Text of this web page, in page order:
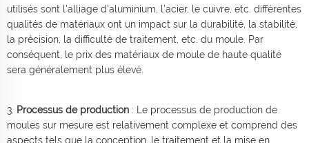
utilisés sont l'alliage d'aluminium, l'acier, le cuivre, etc. différentes
qualités de matériaux ont un impact sur la durabilité, la stabilité,
la précision, la difficulté de traitement, etc. du moule. Par
conséquent, le prix des matériaux de moule de haute qualité
sera généralement plus élevé.
3. Processus de production : Le processus de production de
moules sur mesure est relativement complexe et comprend des
aspects tels que la conception, le traitement et la mise en